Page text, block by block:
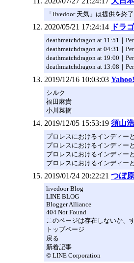
「livedoor 天気」は提供を終了
2020/05/21 17:24:14 ドラ
deathmatchdragon at 11:51｜
deathmatchdragon at 04:31｜
deathmatchdragon at 19:00｜
deathmatchdragon at 13:08｜Per
2019/12/16 10:03:03
シルク
福田麻貴
小川菜摘
2019/12/05 15:53:19 須山
プロレスにおけるインディー
プロレスにおけるインディー
プロレスにおけるインディー
プロレスにおけるインディー
2019/01/24 20:22:21 つぼ
livedoor Blog
LINE BLOG
Blogger Alliance
404 Not Found
このページは存在しないか、
トップページ
戻る
新着記事
© LINE Corporation